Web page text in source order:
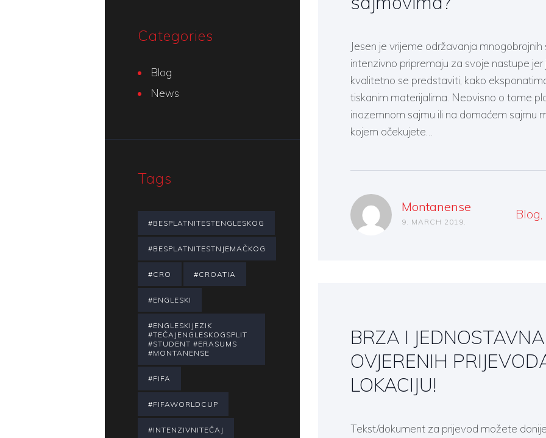
Jesen je vrijeme održavanja
intenzivno pripremaju za svoje nastupe
kvalitetno se predstaviti, kako
tiskanim materijalima. Neovisno o tome
inozemnom sajmu ili na domaćem sajmu
kojem očekujete…
Montanense
9. MARCH 2019.
Blog
NEWS
BRZA I
OVJERENIH
LOKACIJU!
Tekst/dokument za prijevod možete
Categories
Blog
News
Tags
#BESPLATNITESTENGLESKOG
#BESPLATNITESTNJEMAČKOG
#CRO #CROATIA
#ENGLESKI
#ENGLESKIJEZIK
#TEČAJENGLESKOGSPLIT
#STUDENT #ERASUMS
#MONTANENSE
#FIFA
#FIFAWORLDCUP
#INTENZIVNITEČAJ